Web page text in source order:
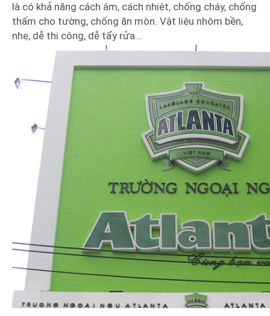
là có khả năng cách âm, cách nhiệt, chống cháy, chống
thấm cho tường, chống ăn mòn. Vật liệu nhôm bền,
nhẹ, dễ thi công, dễ tẩy rửa…